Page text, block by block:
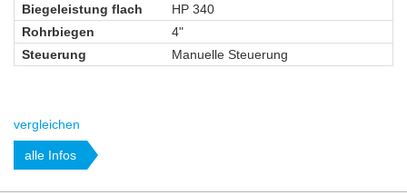
Biegeleistung flach
HP 340
Rohrbiegen
4"
Steuerung
Manuelle Steuerung
vergleichen
alle Infos